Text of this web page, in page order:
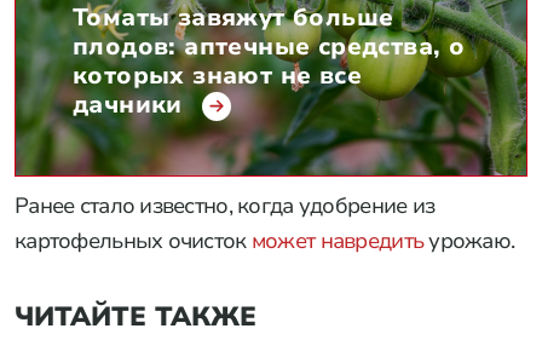
Томаты завяжут больше
плодов: аптечные средства, о
которых знают не все
дачники
Ранее стало известно, когда удобрение из
картофельных очисток может навредитьурожаю.
ЧИТАЙТЕ ТАКЖЕ